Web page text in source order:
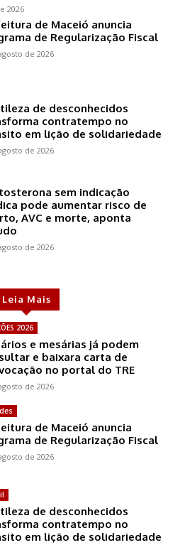
2026
de Maceió anuncia
de Regularização Fiscal
de 2026
de desconhecidos
contratempo no
em lição de solidariedade
de 2026
sem indicação
pode aumentar risco de
AVC e morte, aponta
de 2026
Leia Mais
2026
e mesárias já podem
e baixara carta de
no portal do TRE
de 2026
de Maceió anuncia
de Regularização Fiscal
de 2026
de desconhecidos
contratempo no
em lição de solidariedade